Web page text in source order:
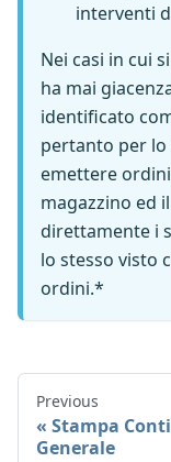
interventi
Nei casi in cui
ha mai
identificato
pertanto per
emettere
magazzino ed
direttamente i
lo stesso visto
ordini.*
Previous
Stampa Conti
Generale